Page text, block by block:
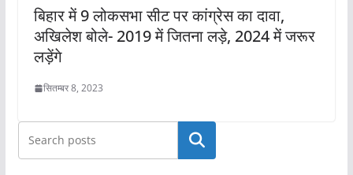
बिहार में 9 लोकसभा सीट पर कांग्रेस का दावा,
अखिलेश बोले- 2019 में जितना लड़े, 2024 में जरूर
लड़ेंगे
सितम्बर 8, 2023
खोजें